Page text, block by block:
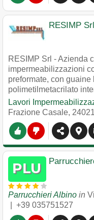
RESIMP Srl
RESIMP Srl - Azienda
impermeabilizzazioni
preformate, con
polimetilmetacrilato
Lavori
Frazione Casale, 24021
Parrucchieri Albino in
+39 035751527